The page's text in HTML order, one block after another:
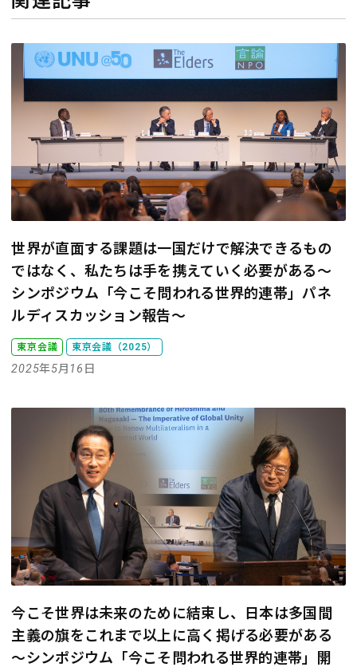
世界が直面する課題は一国だけで解決できるもの
ではなく、私たちは手を携えていく必要がある～
シンポジウム「今こそ問われる世界的連帯」パネ
ルディスカッション報告～
東京会議 東京会議（2025）
2025年5月16日
今こそ世界は未来のために結束し、日本は多国間
主義の旗をこれまで以上に高く掲げる必要がある
～シンポジウム「今こそ問われる世界的連帯」開